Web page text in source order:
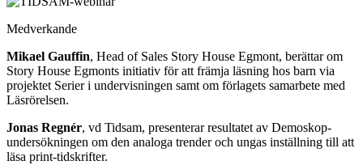
Medverkande
Mikael Gauffin, Head of Sales Story House Egmont, berättar om
Story House Egmonts initiativ för att främja läsning hos barn via
projektet Serier i undervisningen samt om förlagets samarbete med
Läsrörelsen.
Jonas Regnér, vd Tidsam, presenterar resultatet av Demoskop-
undersökningen om den analoga trender och ungas inställning till att
läsa print-tidskrifter.